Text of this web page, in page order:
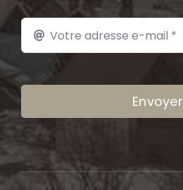
Envoyer